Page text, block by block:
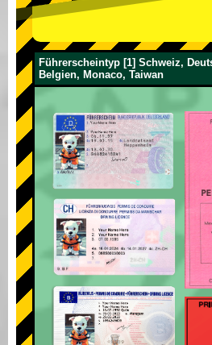
Führerscheintyp [1] Schweiz,
Belgien, Monaco, Taiwan